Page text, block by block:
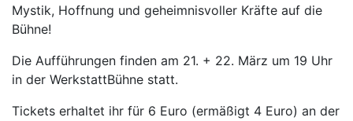
Mystik, Hoffnung und geheimnisvoller Kräfte auf die
Bühne!
Die Aufführungen finden am 21. + 22. März um 19 Uhr
in der WerkstattBühne statt.
Tickets erhaltet ihr für 6 Euro (ermäßigt 4 Euro) an der